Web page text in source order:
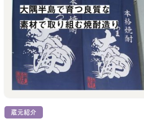
蔵元紹介